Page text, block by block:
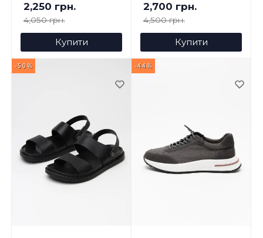
2,250 грн.
4,050 грн.
Купити
2,700 грн.
4,500 грн.
Купити
-50% -44%